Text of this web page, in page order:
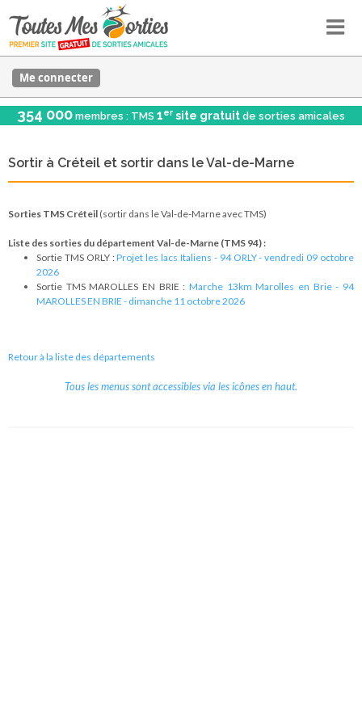
Me connecter
354 000 membres : TMS 1er site gratuit de sorties amicales
Sortir à Créteil et sortir dans le Val-de-Marne
Sorties TMS Créteil (sortir dans le Val-de-Marne avec TMS)
Liste des sorties du département Val-de-Marne (TMS 94) :
Sortie TMS ORLY :Projet les lacs Italiens - 94 ORLY - vendredi 09 octobre
2026
Sortie TMS MAROLLES EN BRIE : Marche 13km Marolles en Brie - 94
MAROLLES EN BRIE - dimanche 11 octobre 2026
Retour à la liste des départements
Tous les menus sont accessibles via les icônes en haut.